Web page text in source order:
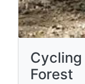
Cycling
Forest